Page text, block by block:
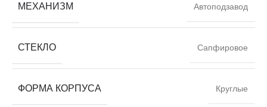
МЕХАНИЗМ Автоподзавод
СТЕКЛО Сапфировое
ФОРМА КОРПУСА Круглые